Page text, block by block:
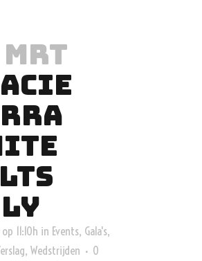
11:10h in Events, Gala's,
, Wedstrijden
0